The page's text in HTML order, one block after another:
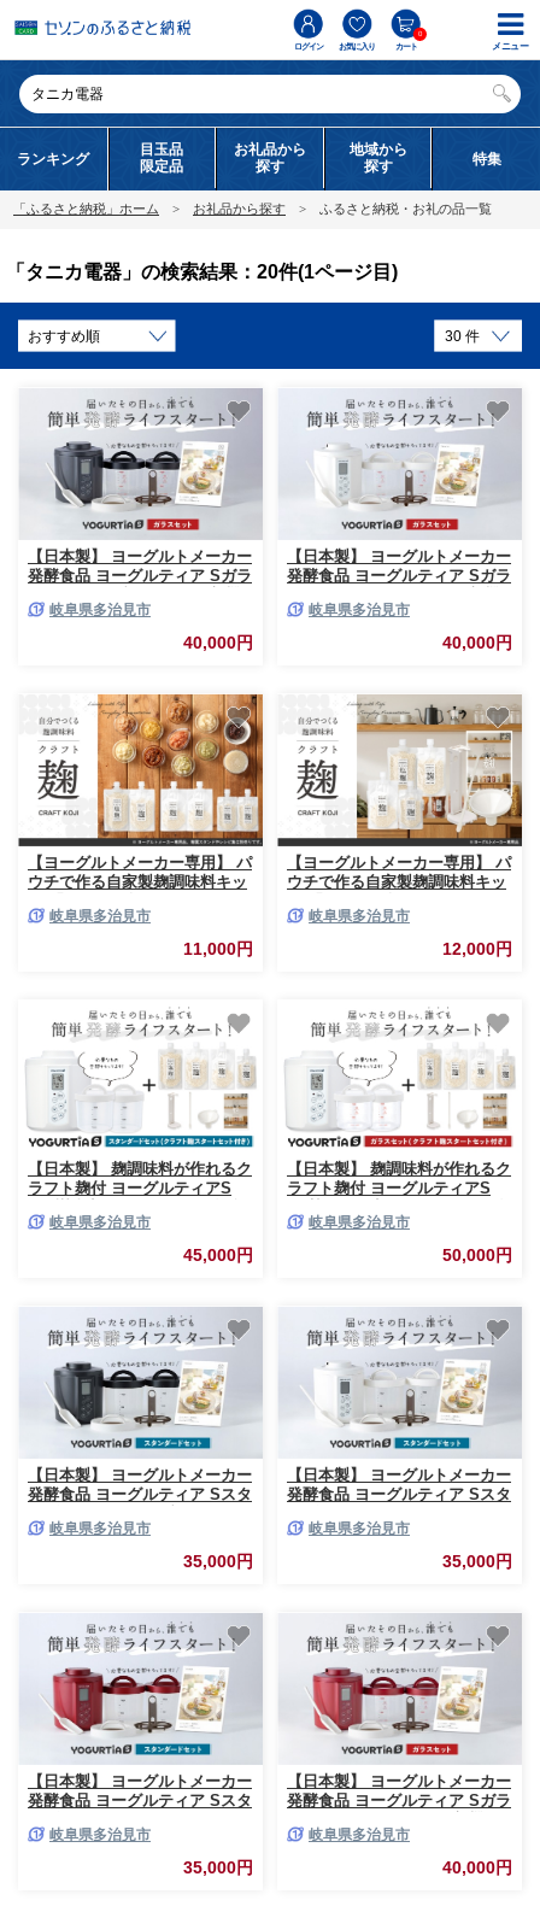
ログイン お気に入り カート
0
ランキング
目玉品
限定品
お礼品から
探す
地域から
探す
特集
「ふるさと納税」ホーム お礼品から探す ふるさと納税・お礼の品一覧
「タニカ電器」の検索結果：20件(1ページ目)
【日本製】 ヨーグルトメーカー
発酵食品 ヨーグルティア Sガラ
種YS-02G HARIO ハリオ ヨー
グルトメーカー ヨーグルト よ
ーぐると 家電 家電品 家電製品
健康 発酵 発酵食品 甘酒 あまざ
け 納豆 味噌 みそ 塩麹 ヘルシ
ー ギフト プレゼント 贈答 贈り
物 送料無料 多治見市 / タニカ
電器販売 [TAS017]
岐阜県多治見市
40,000円
【日本製】 ヨーグルトメーカー
発酵食品 ヨーグルティア Sガラ
種YS-02G HARIO ハリオ ヨー
グルトメーカー ヨーグルト よ
ーぐると 家電 家電品 家電製品
健康 発酵 発酵食品 甘酒 あまざ
け 納豆 味噌 みそ 塩麹 ヘルシ
ー ギフト プレゼント 贈答 贈り
物 送料無料 多治見市 / タニカ
電器販売 [TAS016]
岐阜県多治見市
40,000円
【ヨーグルトメーカー専用】 パ
ウチで作る自家製麹調味料キッ
ト」 多治見市 / タニカ電器販売
岐阜県多治見市
11,000円
【ヨーグルトメーカー専用】 パ
ウチで作る自家製麹調味料キッ
ト」 多治見市 / タニカ電器販売
岐阜県多治見市
12,000円
【日本製】 麹調味料が作れるク
ラフト麹付 ヨーグルティアS
見市 / タニカ電器販売 ヨーグル
トメーカー 家電 自家製 健康 発
岐阜県多治見市
45,000円
【日本製】 麹調味料が作れるク
ラフト麹付 ヨーグルティアS
治見市 / タニカ電器販売 ヨーグ
ルトメーカー 家電 自家製 健康
岐阜県多治見市
50,000円
【日本製】 ヨーグルトメーカー
発酵食品 ヨーグルティア Sスタ
最新機種YS-02 ヨーグルトメー
カー ヨーグルト よーぐると 家
電 家電品 家電製品 キッチン家
発酵食品 甘酒 あまざけ 納豆 な
っとう 味噌 みそ 塩麹 塩こうじ
ヘルシー ギフト プレゼント 贈
答 贈り物 送料無料 多治見市 /
タニカ電器販売 [TAS014]
岐阜県多治見市
35,000円
【日本製】 ヨーグルトメーカー
発酵食品 ヨーグルティア Sスタ
最新機種YS-02 ヨーグルトメー
カー ヨーグルト よーぐると 家
電 家電品 家電製品 キッチン家
発酵食品 甘酒 あまざけ 納豆 な
っとう 味噌 みそ 塩麹 塩こうじ
ヘルシー ギフト プレゼント 贈
答 贈り物 送料無料 多治見市 /
タニカ電器販売 [TAS013]
岐阜県多治見市
35,000円
【日本製】 ヨーグルトメーカー
発酵食品 ヨーグルティア Sスタ
新機種YS-02 ヨーグルトメーカ
ー ヨーグルト よーぐると 家電
家電品 家電製品 キッチン家電
岐阜県多治見市
35,000円
【日本製】 ヨーグルトメーカー
発酵食品 ヨーグルティア Sガラ
YS-02G HARIO ハリオ ヨーグ
ルトメーカー ヨーグルト よー
ぐると 家電 家電品 家電製品 キ
岐阜県多治見市
40,000円
メニュー